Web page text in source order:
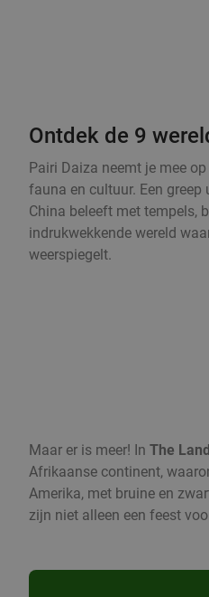
Ontdek de 9
Pairi Daiza neemt je mee
fauna en cultuur. Een
China beleeft met tempels,
indrukwekkende wereld
weerspiegelt.
Maar er is meer! In The
Afrikaanse continent,
Amerika, met bruine en
zijn niet alleen een feest